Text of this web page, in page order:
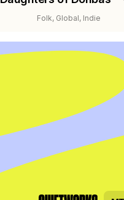
Folk, Global, Indie